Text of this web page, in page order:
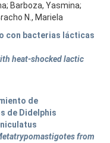
Barboza, Yasmina;
N., Mariela
con bacterias lácticas
heat-shocked lactic
de
de Didelphis
from